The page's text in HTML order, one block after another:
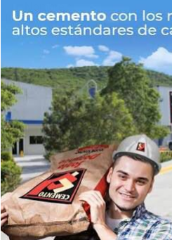
Correo electrónico*
Web